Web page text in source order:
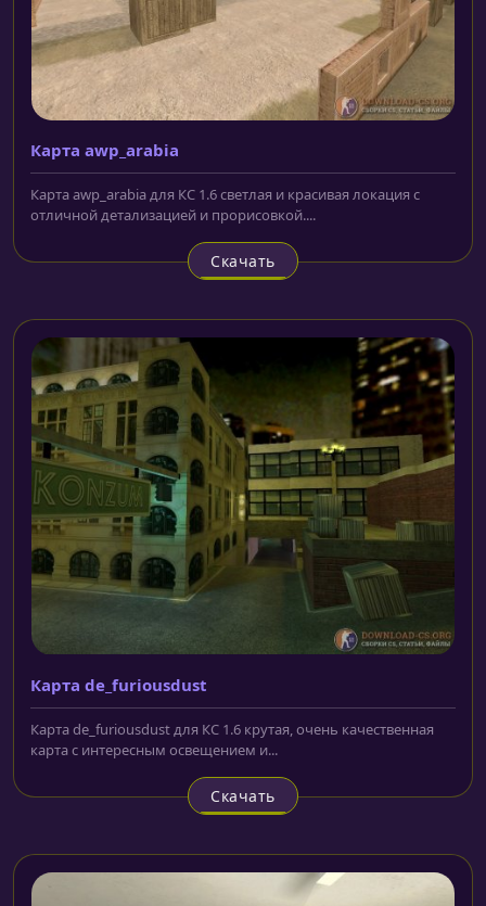
Карта awp_arabia
Карта awp_arabia для КС 1.6 светлая и красивая локация с
отличной детализацией и прорисовкой....
Скачать
Карта de_furiousdust
Карта de_furiousdust для КС 1.6 крутая, очень качественная
карта с интересным освещением и...
Скачать